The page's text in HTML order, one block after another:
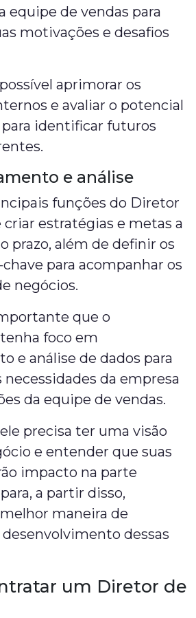
equipe de vendas para
motivações e desafios
aprimorar os
e avaliar o potencial
identificar futuros
e análise
funções do Diretor
criar estratégias e metas a
prazo, além de definir os
para acompanhar os
negócios.
que o
foco em
e análise de dados para
necessidades da empresa
da equipe de vendas.
precisa ter uma visão
e entender que suas
impacto na parte
a partir disso,
maneira de
dessas
um Diretor de